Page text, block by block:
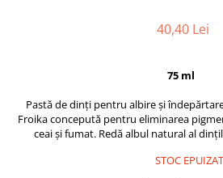
40,40 Lei
75 ml
Pastă de dinți pentru albire și
Froika concepută pentru eliminarea
ceai și fumat. Redă albul natural al
STOC EPUIZAT